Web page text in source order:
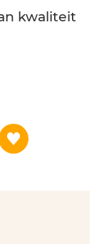
kwaliteit